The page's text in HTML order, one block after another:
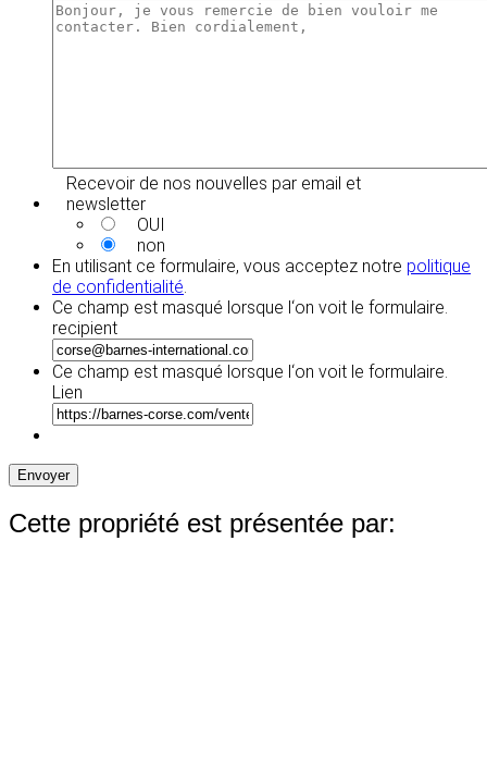
Recevoir de nos nouvelles par email et
newsletter
OUI
non
En utilisant ce formulaire, vous acceptez notre politique
de confidentialité.
Ce champ est masqué lorsque l‘on voit le formulaire.
recipient
Ce champ est masqué lorsque l‘on voit le formulaire.
Lien
Envoyer
Cette propriété est présentée par: